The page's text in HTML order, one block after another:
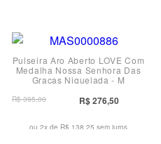
Pulseira Aro Aberto LOVE Com
Medalha Nossa Senhora Das
Graças Niquelada - M
R$ 395,00 R$ 276,50
ou 2x de R$ 138,25 sem juros